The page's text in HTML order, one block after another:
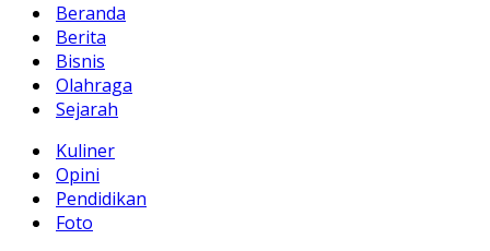
Beranda
Berita
Bisnis
Olahraga
Sejarah
Kuliner
Opini
Pendidikan
Foto